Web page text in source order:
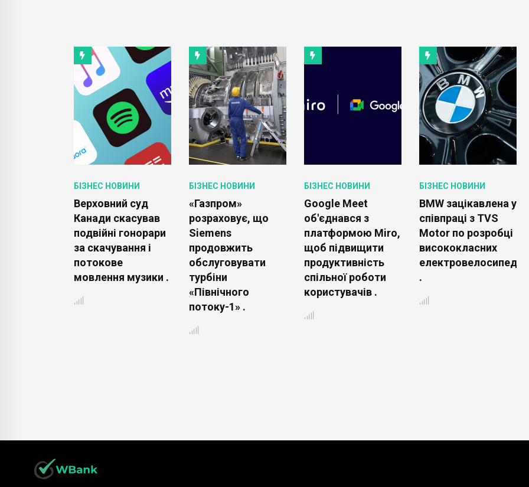
БІЗНЕС НОВИНИ
Верховний суд
Канади скасував
подвійні гонорари
за скачування і
потокове
мовлення музики .
БІЗНЕС НОВИНИ
«Газпром»
розраховує, що
Siemens
продовжить
обслуговувати
турбіни
«Північного
потоку-1» .
БІЗНЕС НОВИНИ
Google Meet
об'єднався з
платформою Miro,
щоб підвищити
продуктивність
спільної роботи
користувачів .
БІЗНЕС НОВИНИ
BMW зацікавлена у
співпраці з TVS
Motor по розробці
висококласних
електровелосипедів
.